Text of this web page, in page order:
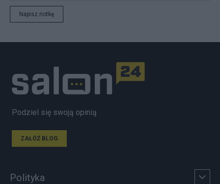
Napisz notkę
Podziel się swoją opinią
ZAŁÓŻ BLOG
Polityka